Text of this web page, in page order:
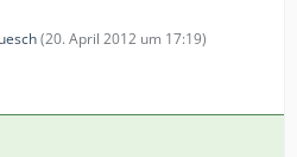
(20. April 2012 um 17:19)